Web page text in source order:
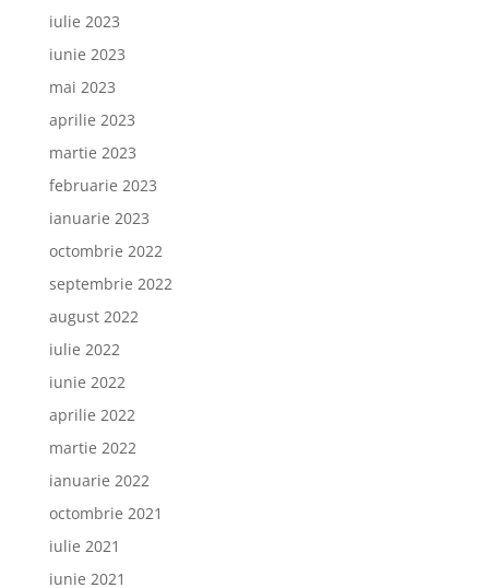
iulie 2023
iunie 2023
mai 2023
aprilie 2023
martie 2023
februarie 2023
ianuarie 2023
octombrie 2022
septembrie 2022
august 2022
iulie 2022
iunie 2022
aprilie 2022
martie 2022
ianuarie 2022
octombrie 2021
iulie 2021
iunie 2021